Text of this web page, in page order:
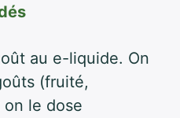
au e-liquide. On
(fruité,
le dose